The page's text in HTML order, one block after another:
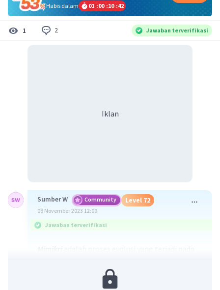
Habis dalam
01 :00 :10 :41
1 2 Jawaban terverifikasi
Iklan
Sumber W Community Level 72
08 November 2023 12:09
Jawaban terverifikasi
lainnya. Biasanya mimikri menyerupai suatu
spesies sebagai salah satu cara menghindari